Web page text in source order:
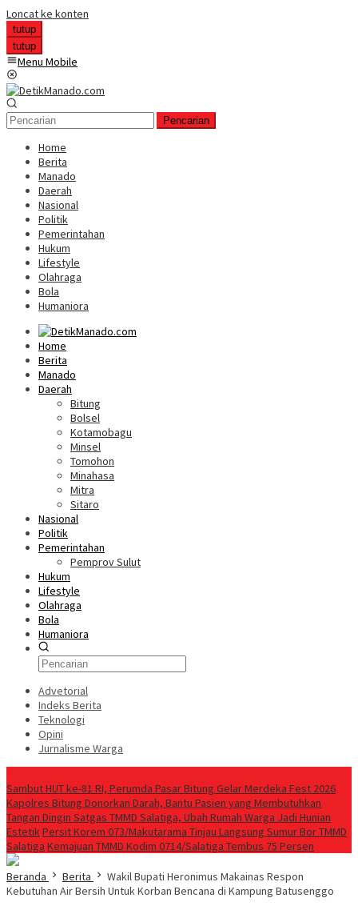
Loncat ke konten
tutup
tutup
Menu Mobile
Pencarian
Home
Berita
Manado
Daerah
Nasional
Politik
Pemerintahan
Hukum
Lifestyle
Olahraga
Bola
Humaniora
Home
Berita
Manado
Daerah
Bitung
Bolsel
Kotamobagu
Minsel
Tomohon
Minahasa
Mitra
Sitaro
Nasional
Politik
Pemerintahan
Pemprov Sulut
Hukum
Lifestyle
Olahraga
Bola
Humaniora
Advetorial
Indeks Berita
Teknologi
Opini
Jurnalisme Warga
Sambut HUT ke-81 RI, Perumda Pasar Bitung Gelar Merdeka Fest 2026
Kapolres Bitung Donorkan Darah, Bantu Pasien yang Membutuhkan
Tangan Dingin Satgas TMMD Salatiga, Ubah Rumah Warga Jadi Hunian
EstetikPersit Korem 073/Makutarama Tinjau Langsung Sumur Bor TMMD
Salatiga Kemajuan TMMD Kodim 0714/Salatiga Tembus 75 Persen
Beranda Berita
Wakil Bupati Heronimus Makainas Respon
Kebutuhan Air Bersih Untuk Korban Bencana di Kampung Batusenggo